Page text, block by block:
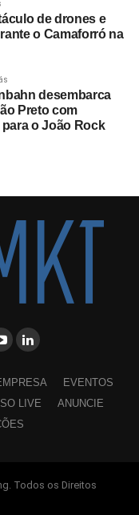
de drones e
o Camaforró na
desembarca
Preto com
o João Rock
EVENTOS
LIVE
ANUNCIE
Todos os Direitos